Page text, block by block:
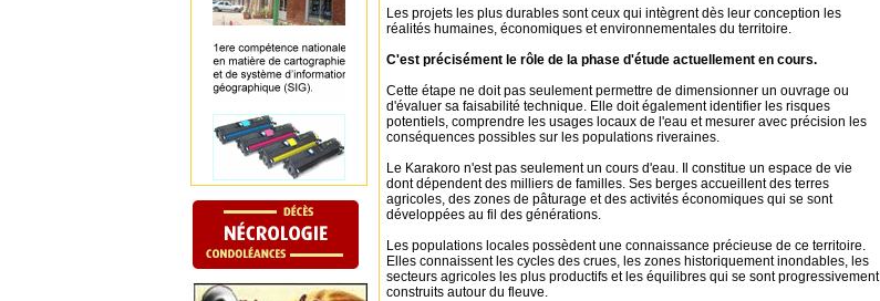
Les projets les plus durables sont ceux qui intègrent dès leur conception les
réalités humaines, économiques et environnementales du territoire.
C'est précisément le rôle de la phase d'étude actuellement en cours.
Cette étape ne doit pas seulement permettre de dimensionner un ouvrage ou
d'évaluer sa faisabilité technique. Elle doit également identifier les risques
potentiels, comprendre les usages locaux de l'eau et mesurer avec précision les
conséquences possibles sur les populations riveraines.
Le Karakoro n'est pas seulement un cours d'eau. Il constitue un espace de vie
dont dépendent des milliers de familles. Ses berges accueillent des terres
agricoles, des zones de pâturage et des activités économiques qui se sont
développées au fil des générations.
Les populations locales possèdent une connaissance précieuse de ce territoire.
Elles connaissent les cycles des crues, les zones historiquement inondables, les
secteurs agricoles les plus productifs et les équilibres qui se sont progressivement
construits autour du fleuve.